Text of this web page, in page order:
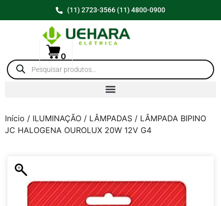
(11) 2723-3566 (11) 4800-0900
0
Início / ILUMINAÇÃO / LÂMPADAS / LÂMPADA BIPINO
JC HALOGENA OUROLUX 20W 12V G4